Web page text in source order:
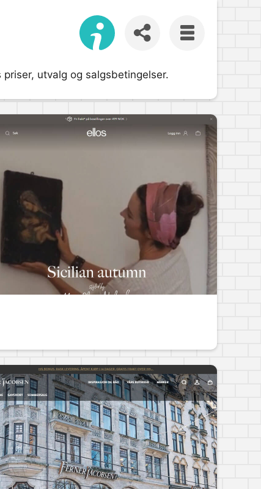
utvalg og salgsbetingelser.